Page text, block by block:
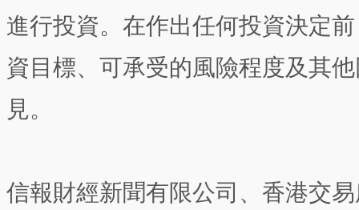
進行投資。在作出任何投資決定
資目標、可承受的風險程度及其
見。
信報財經新聞有限公司、香港交